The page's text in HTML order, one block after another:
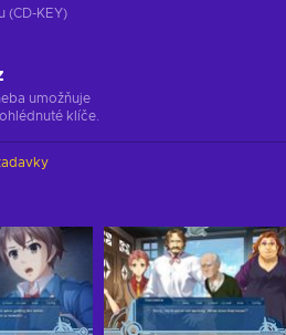
(CD-KEY)
umožňuje
klíče.